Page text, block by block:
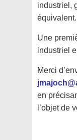
industriel,
équivalent.
Une
industriel
Merci
en
l’objet de